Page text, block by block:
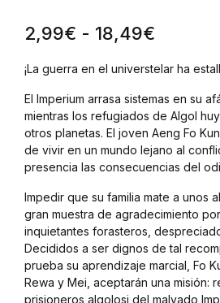
2,99€ - 18,49€
¡La guerra en el universtelar ha
El Imperium arrasa sistemas en su
mientras los refugiados de Algol
otros planetas. El joven Aeng Fo
de vivir en un mundo lejano al
presencia las consecuencias del
Impedir que su familia mate a unos
gran muestra de agradecimiento
inquietantes forasteros,
Decididos a ser dignos de tal
prueba su aprendizaje marcial, Fo
Rewa y Mei, aceptarán una misión:
prisioneros algolosi del malvado